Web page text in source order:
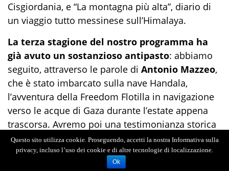
Cisgiordania, e “La montagna più alta”, diario di
un viaggio tutto messinese sull’Himalaya.
La terza stagione del nostro programma ha
già avuto un sostanzioso antipasto: abbiamo
seguito, attraverso le parole di Antonio Mazzeo,
che è stato imbarcato sulla nave Handala,
l’avventura della Freedom Flotilla in navigazione
verso le acque di Gaza durante l’estate appena
trascorsa. Avremo poi una testimonianza storica
d’eccezione: un’intervista inedita di Renato
Accorinti afratelArturoPaoli("Arturo Paoli, la
forza della tenerezza"), religioso
Questo sito utilizza cookie. Proseguendo, accetti la nostra Informativa sulla
privacy, incluso l’uso dei cookie e di altre tecnologie di localizzazione.
Ok